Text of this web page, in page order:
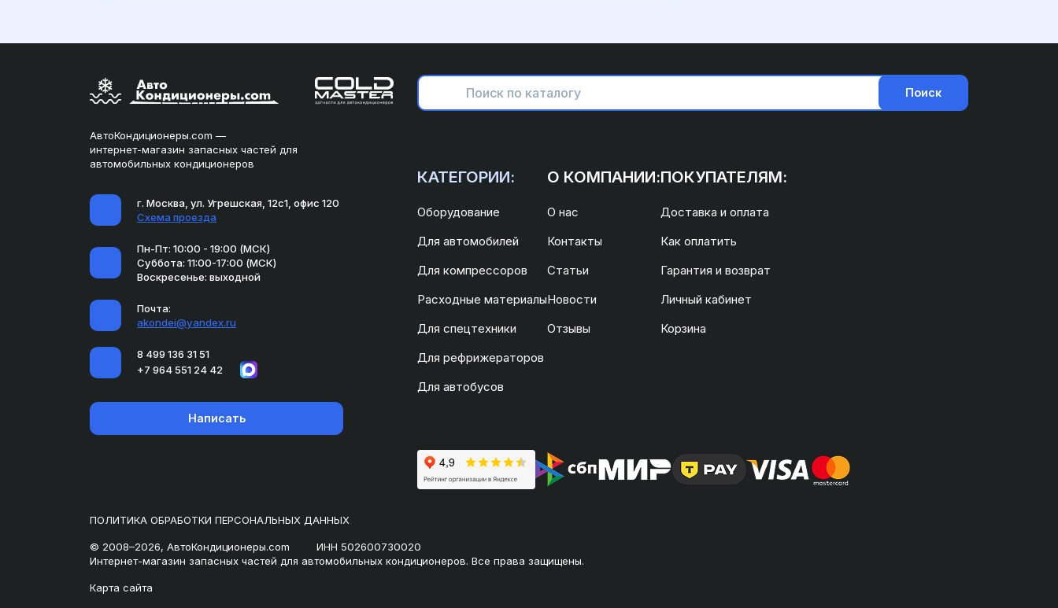
АвтоКондиционеры.com —
интернет-магазин запасных частей для
автомобильных кондиционеров
г. Москва, ул. Угрешская, 12с1, офис 120
Схема проезда
Пн-Пт: 10:00 - 19:00 (МСК)
Суббота: 11:00-17:00 (МСК)
Воскресенье: выходной
Почта:
akondei@yandex.ru
8 499 136 31 51
+7 964 551 24 42
Написать
Поиск
КАТЕГОРИИ:
Оборудование
Для автомобилей
Для компрессоров
Расходные материалы
Для спецтехники
Для рефрижераторов
Для автобусов
О КОМПАНИИ:
О нас
Контакты
Статьи
Новости
Отзывы
ПОКУПАТЕЛЯМ:
Доставка и оплата
Как оплатить
Гарантия и возврат
Личный кабинет
Корзина
ПОЛИТИКА ОБРАБОТКИ ПЕРСОНАЛЬНЫХ ДАННЫХ
© 2008–2026, АвтоКондиционеры.com
ИНН 502600730020
Интернет-магазин запасных частей для автомобильных кондиционеров. Все права защищены.
Карта сайта